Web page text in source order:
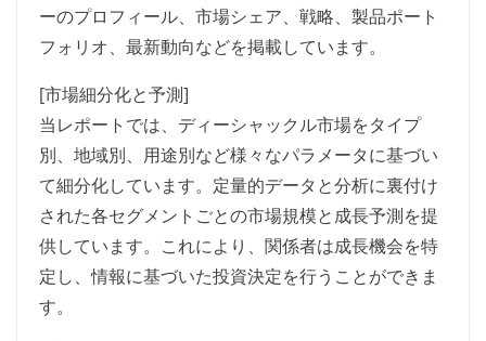
ーのプロフィール、市場シェア、戦略、製品ポート
フォリオ、最新動向などを掲載しています。
[市場細分化と予測]
当レポートでは、ディーシャックル市場をタイプ
別、地域別、用途別など様々なパラメータに基づい
て細分化しています。定量的データと分析に裏付け
された各セグメントごとの市場規模と成長予測を提
供しています。これにより、関係者は成長機会を特
定し、情報に基づいた投資決定を行うことができま
す。